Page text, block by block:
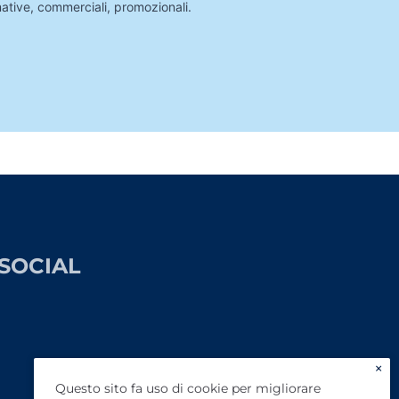
commerciali, promozionali.
×
Questo sito fa uso di cookie per migliorare